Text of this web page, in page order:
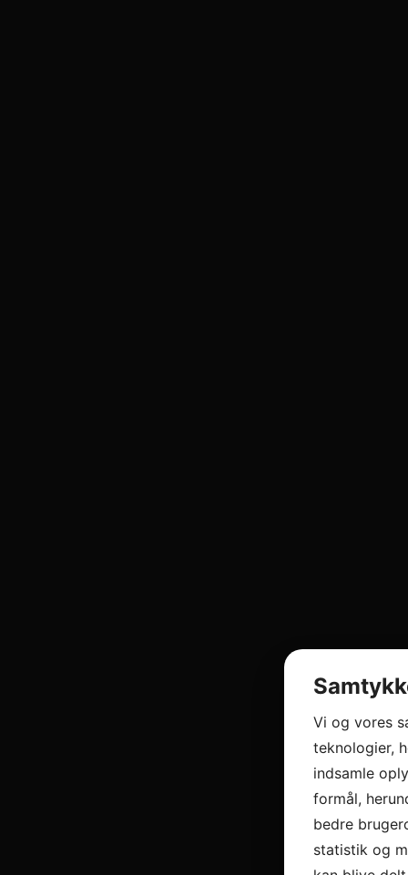
Vi og vores
teknologier,
indsamle
formål,
bedre
statistik og